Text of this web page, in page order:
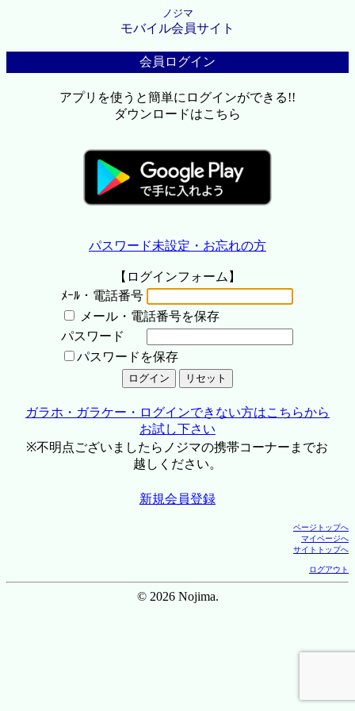
ノジマ
モバイル会員サイト
会員ログイン
アプリを使うと簡単にログインができる!!
ダウンロードはこちら
パスワード未設定・お忘れの方
【ログインフォーム】
ﾒｰﾙ・電話番号
メール・電話番号を保存
パスワード
パスワードを保存
ガラホ・ガラケー・ログインできない方はこちらから
お試し下さい
※不明点ございましたらノジマの携帯コーナーまでお
越しください。
新規会員登録
ページトップへ
マイページへ
サイトトップへ
ログアウト
© 2026 Nojima.